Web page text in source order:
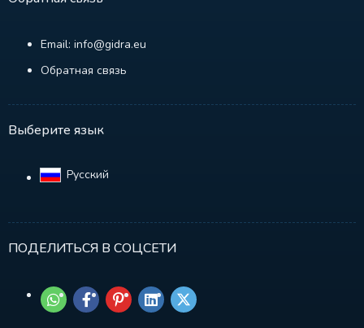
Email: info@gidra.eu
Обратная связь
Выберите язык
Русский‎
ПОДЕЛИТЬСЯ В СОЦСЕТИ